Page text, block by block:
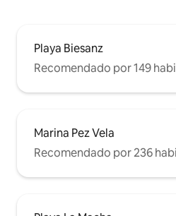
Playa Biesanz
Recomendado por 149
Marina Pez Vela
Recomendado por 236